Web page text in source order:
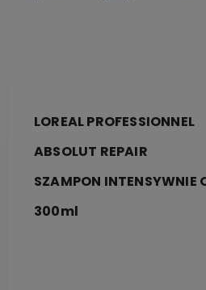
LOREAL PROFESSIONNEL
ABSOLUT REPAIR
SZAMPON INTENSYWNIE
300ml